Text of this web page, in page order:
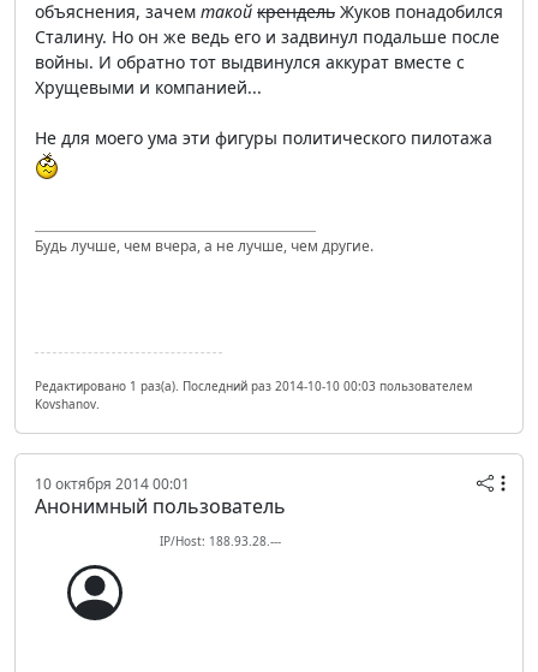
объяснения, зачем такой крендель Жуков понадобился
Сталину. Но он же ведь его и задвинул подальше после
войны. И обратно тот выдвинулся аккурат вместе с
Хрущевыми и компанией...
Не для моего ума эти фигуры политического пилотажа
Будь лучше, чем вчера, а не лучше, чем другие.
Редактировано 1 раз(а). Последний раз 2014-10-10 00:03 пользователем
Kovshanov.
10 октября 2014 00:01
Анонимный пользователь
IP/Host: 188.93.28.---